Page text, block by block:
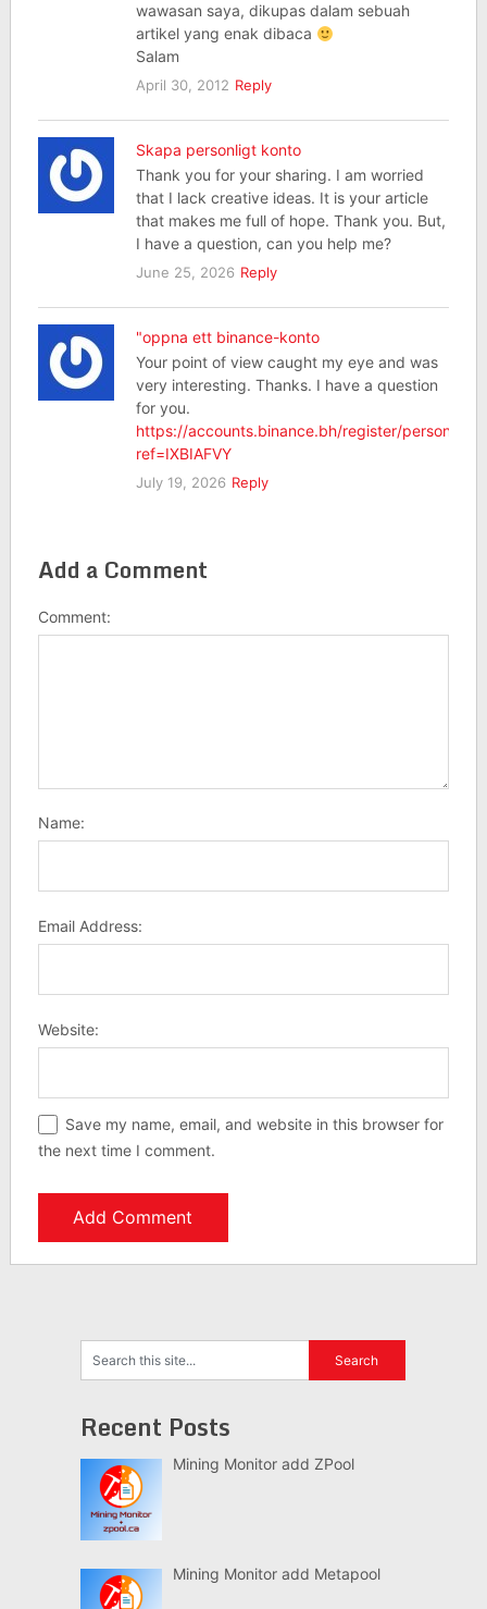
wawasan saya, dikupas dalam sebuah
artikel yang enak dibaca
Salam
April 30, 2012 Reply
Skapa personligt konto
Thank you for your sharing. I am worried
that I lack creative ideas. It is your article
that makes me full of hope. Thank you. But,
I have a question, can you help me?
June 25, 2026 Reply
"oppna ett binance-konto
Your point of view caught my eye and was
very interesting. Thanks. I have a question
for you.
https://accounts.binance.bh/register/person?
ref=IXBIAFVY
July 19, 2026 Reply
Add a Comment
Comment:
Name:
Email Address:
Website:
Save my name, email, and website in this browser for
the next time I comment.
Recent Posts
Mining Monitor add ZPool
Mining Monitor add Metapool